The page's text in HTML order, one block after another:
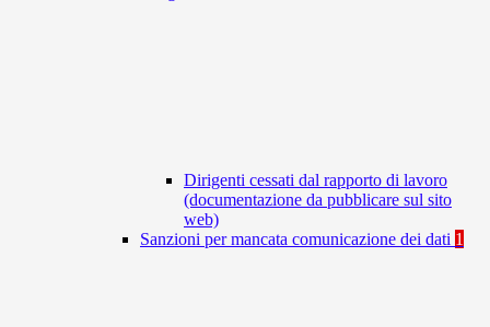
Dirigenti cessati dal rapporto di lavoro
(documentazione da pubblicare sul sito
web)
Sanzioni per mancata comunicazione dei dati 1